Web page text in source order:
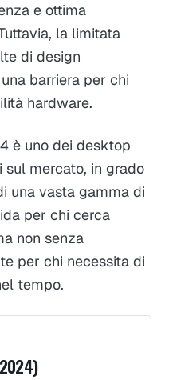
e ottima
la limitata
di design
barriera per chi
hardware.
è uno dei desktop
mercato, in grado
una vasta gamma di
per chi cerca
non senza
per chi necessita di
tempo.